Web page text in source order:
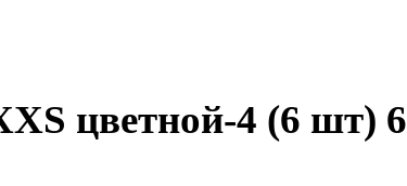
цветной-4 (6 шт)